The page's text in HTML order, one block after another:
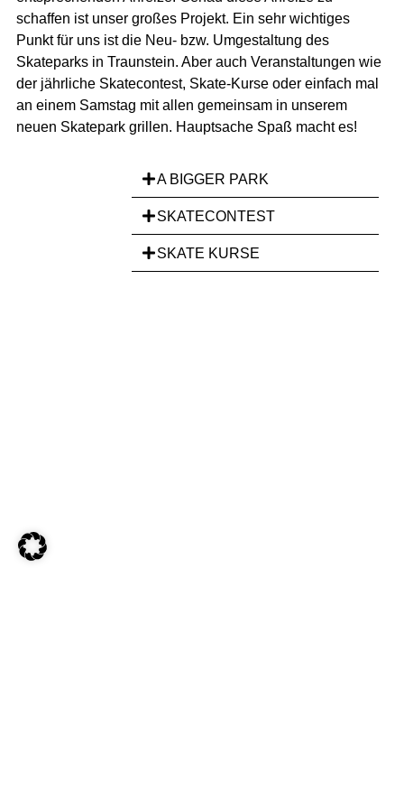
schaffen ist unser großes Projekt. Ein sehr wichtiges
Punkt für uns ist die Neu- bzw. Umgestaltung des
Skateparks in Traunstein. Aber auch Veranstaltungen wie
der jährliche Skatecontest, Skate-Kurse oder einfach mal
an einem Samstag mit allen gemeinsam in unserem
neuen Skatepark grillen. Hauptsache Spaß macht es!
A BIGGER PARK
SKATECONTEST
SKATE KURSE